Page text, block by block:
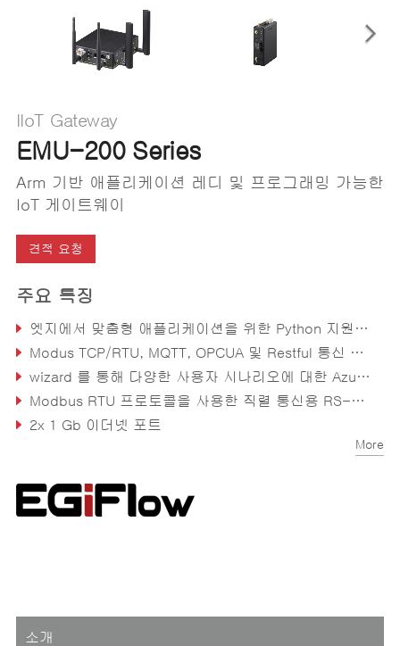
IIoT Gateway
EMU-200 Series
Arm 기반 애플리케이션 레디 및 프로그래밍 가능한
IoT 게이트웨이
견적 요청
주요 특징
엣지에서 맞춤형 애플리케이션을 위한 Python 지원 프로그래밍 가능 개방형 플랫폼
Modus TCP/RTU, MQTT, OPCUA 및 Restful 통신 프로토콜 지원
wizard 를 통해 다양한 사용자 시나리오에 대한 Azure, AWS 클라우드 연결 유연한 구성 지원
Modbus RTU 프로토콜을 사용한 직렬 통신용 RS-232/422/485 포트 2개
2x 1 Gb 이더넷 포트
More
소개